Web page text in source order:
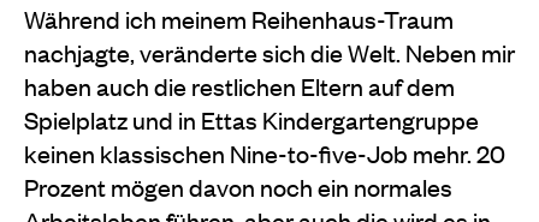
Während ich meinem Reihenhaus-Traum
nachjagte, veränderte sich die Welt. Neben mir
haben auch die restlichen Eltern auf dem
Spielplatz und in Ettas Kindergartengruppe
keinen klassischen Nine-to-five-Job mehr. 20
Prozent mögen davon noch ein normales